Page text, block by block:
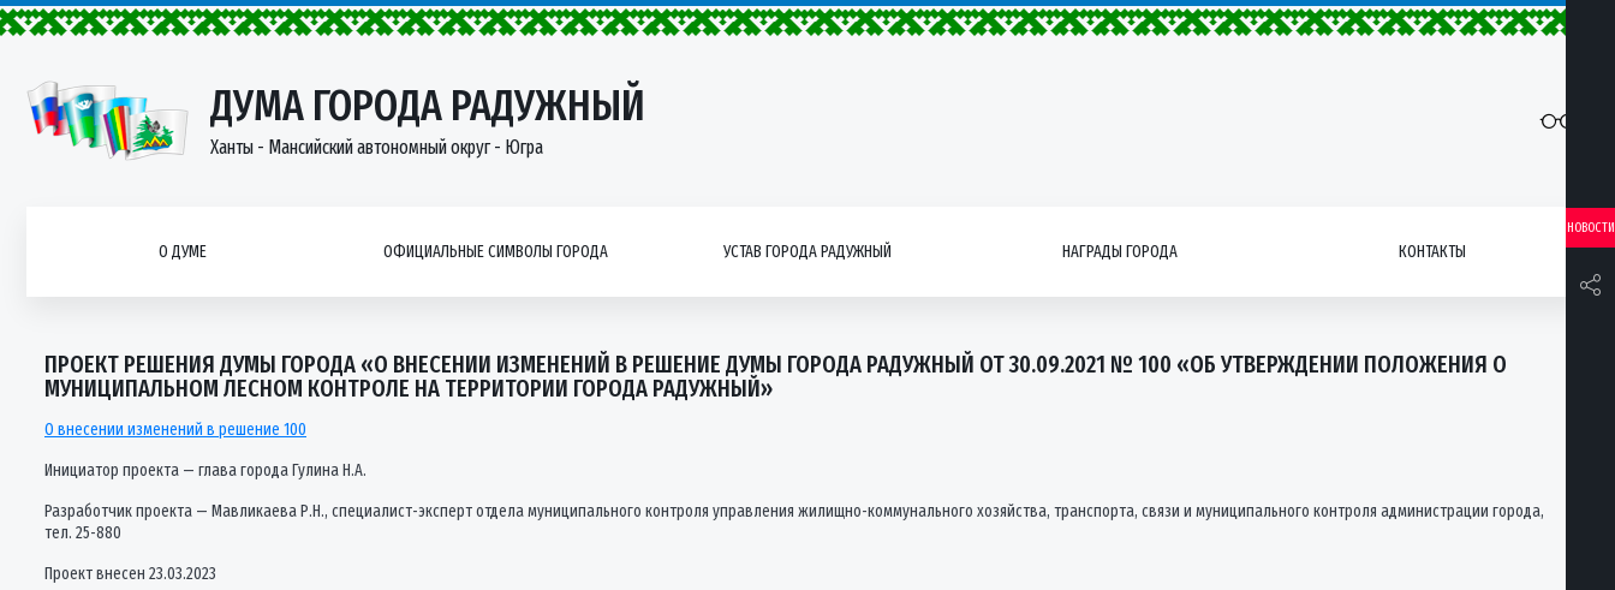
ДУМА ГОРОДА РАДУЖНЫЙ
Ханты - Мансийский автономный округ - Югра
О ДУМЕ ОФИЦИАЛЬНЫЕ СИМВОЛЫ ГОРОДА УСТАВ ГОРОДА РАДУЖНЫЙ НАГРАДЫ ГОРОДА КОНТАКТЫ
НОВОСТИ
ПРОЕКТ РЕШЕНИЯ ДУМЫ ГОРОДА «О ВНЕСЕНИИ ИЗМЕНЕНИЙ В РЕШЕНИЕ ДУМЫ ГОРОДА РАДУЖНЫЙ ОТ 30.09.2021 № 100 «ОБ УТВЕРЖДЕНИИ ПОЛОЖЕНИЯ О
МУНИЦИПАЛЬНОМ ЛЕСНОМ КОНТРОЛЕ НА ТЕРРИТОРИИ ГОРОДА РАДУЖНЫЙ»
О внесении изменений в решение 100
Инициатор проекта — глава города Гулина Н.А.
Разработчик проекта — Мавликаева Р.Н., специалист-эксперт отдела муниципального контроля управления жилищно-коммунального хозяйства, транспорта, связи и муниципального контроля администрации города,
тел. 25-880
Проект внесен 23.03.2023